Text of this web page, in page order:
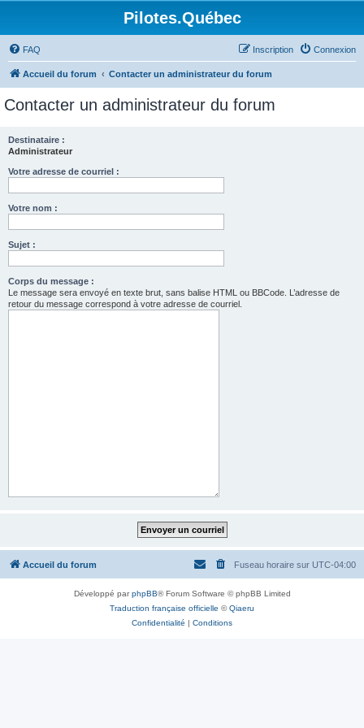
Pilotes.Québec
FAQ Connexion
Inscription
Accueil du forum Contacter un administrateur du forum
Contacter un administrateur du forum
Destinataire :
Administrateur
Votre adresse de courriel :
Votre nom :
Sujet :
Corps du message :
Le message sera envoyé en texte brut, sans balise HTML ou BBCode. L’adresse de
retour du message correspond à votre adresse de courriel.
Accueil du forum Fuseau horaire sur UTC-04:00
Développé parphpBB® Forum Software © phpBB Limited
Traduction française officielle ©Qiaeru
Confidentialité | Conditions